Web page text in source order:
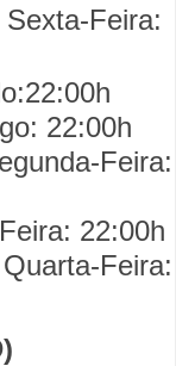
Feira:
22:00h
Feira:
22:00h
Feira: